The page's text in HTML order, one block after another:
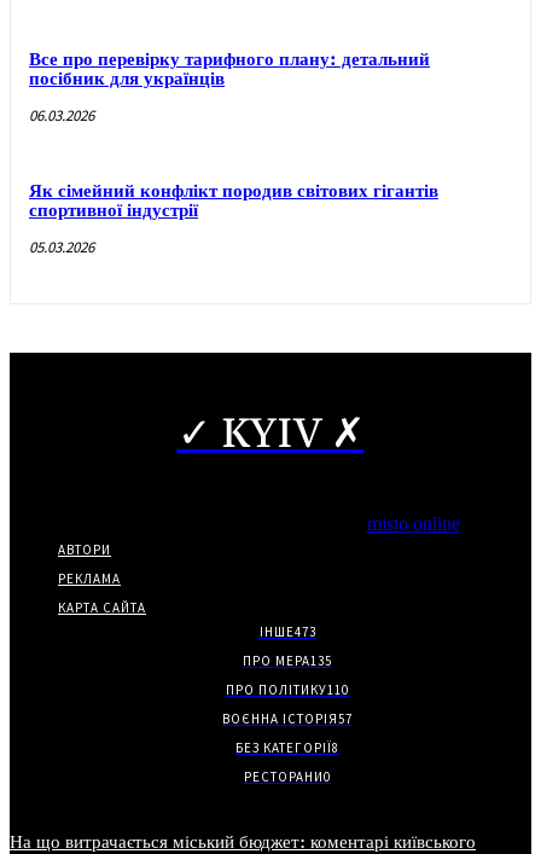
Все про перевірку тарифного плану: детальний
посібник для українців
06.03.2026
Як сімейний конфлікт породив світових гігантів
спортивної індустрії
05.03.2026
✓ KYIV ✗
misto online
АВТОРИ
РЕКЛАМА
КАРТА САЙТА
ІНШЕ473
ПРО МЕРА135
ПРО ПОЛІТИКУ110
ВОЄННА ІСТОРІЯ57
БЕЗ КАТЕГОРІЇ8
РЕСТОРАНИ0
На що витрачається міський бюджет: коментарі київського